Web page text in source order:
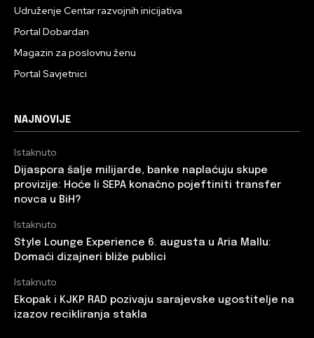
Udruženje Centar razvojnih inicijativa
Portal Dobardan
Magazin za poslovnu ženu
Portal Savjetnici
NAJNOVIJE
Istaknuto
Dijaspora šalje milijarde, banke naplaćuju skupe
provizije: Hoće li SEPA konačno pojeftiniti transfer
novca u BiH?
Istaknuto
Style Lounge Experience 6. augusta u Aria Mallu:
Domaći dizajneri bliže publici
Istaknuto
Ekopak i KJKP RAD pozivaju sarajevske ugostitelje na
izazov recikliranja stakla